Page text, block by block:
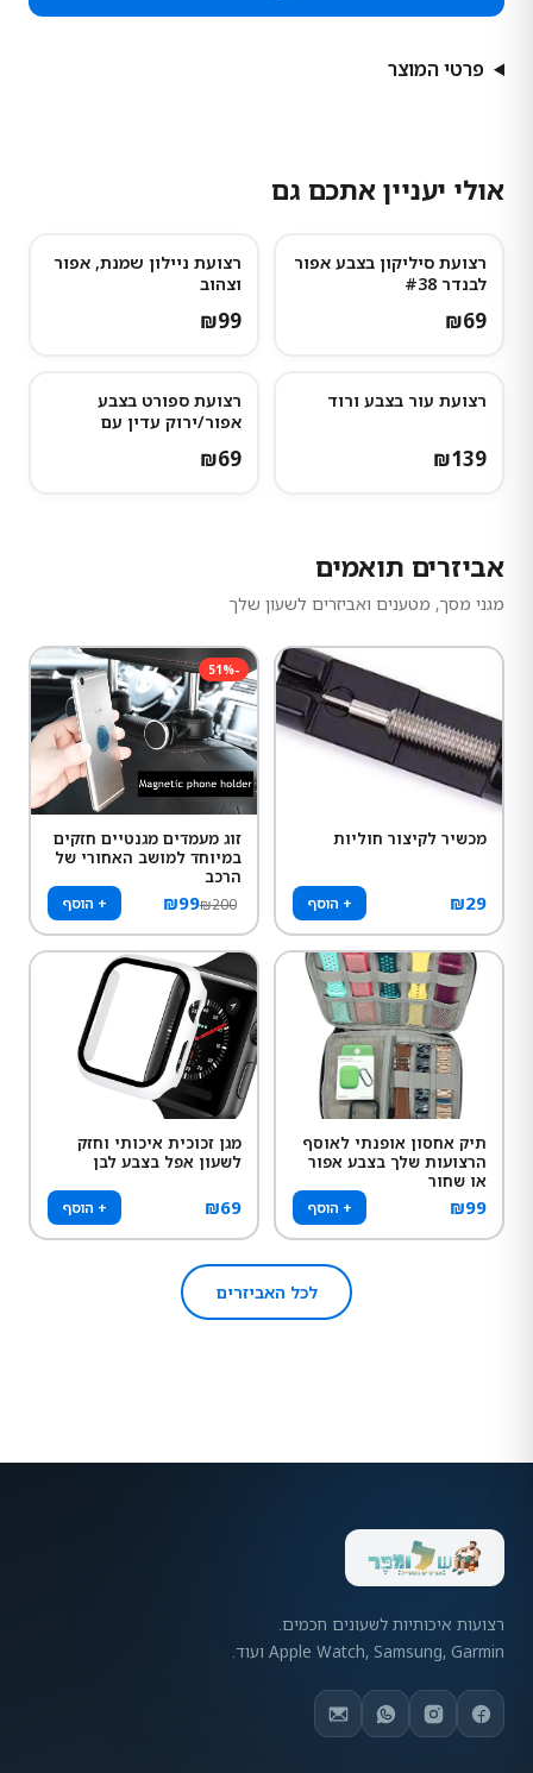
פרטי המוצר
אולי יעניין אתכם גם
רצועת סיליקון בצבע אפור
לבנדר #38
₪69
רצועת ניילון שמנת, אפור
וצהוב
₪99
נותרו מעט
רצועת עור בצבע ורוד
₪139
רצועת ספורט בצבע
אפור/ירוק עדין עם
₪69
אביזרים תואמים
מגני מסך, מטענים ואביזרים לשעון שלך
מכשיר לקיצור חוליות
₪29 + הוסף
-
51%
זוג מעמדים מגנטיים חזקים
במיוחד למושב האחורי של
הרכב
₪99₪200 + הוסף
תיק אחסון אופנתי לאוסף
הרצועות שלך בצבע אפור
או שחור
₪99 + הוסף
מגן זכוכית איכותי וחזק
לשעון אפל בצבע לבן
₪69 + הוסף
לכל האביזרים
רצועות איכותיות לשעונים חכמים.
Apple Watch, Samsung, Garmin ועוד.